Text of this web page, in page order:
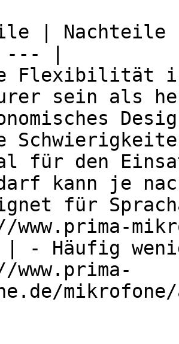
| Nachteile
|
Flexibilität
sein als
für den
kann je
für
| - Häufig